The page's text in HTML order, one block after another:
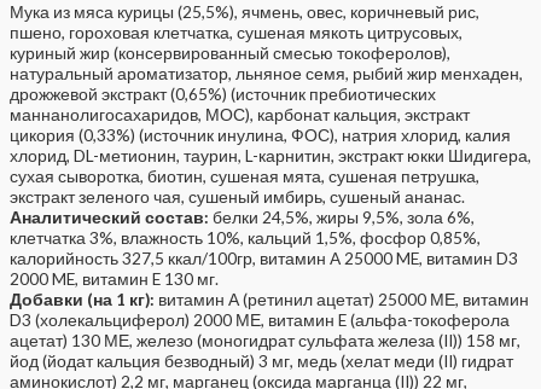
Мука из мяса курицы (25,5%), ячмень, овес, коричневый рис,
пшено, гороховая клетчатка, сушеная мякоть цитрусовых,
куриный жир (консервированный смесью токоферолов),
натуральный ароматизатор, льняное семя, рыбий жир менхаден,
дрожжевой экстракт (0,65%) (источник пребиотических
маннанолигосахаридов, МОС), карбонат кальция, экстракт
цикория (0,33%) (источник инулина, ФОС), натрия хлорид, калия
хлорид, DL-метионин, таурин, L-карнитин, экстракт юкки Шидигера,
сухая сыворотка, биотин, сушеная мята, сушеная петрушка,
экстракт зеленого чая, сушеный имбирь, сушеный ананас.
Аналитический состав: белки 24,5%, жиры 9,5%, зола 6%,
клетчатка 3%, влажность 10%, кальций 1,5%, фосфор 0,85%,
калорийность 327,5 ккал/100гр, витамин A 25000 ME, витамин D3
2000 ME, витамин E 130 мг.
Добавки (на 1 кг): витамин А (ретинил ацетат) 25000 МЕ, витамин
D3 (холекальциферол) 2000 МЕ, витамин E (альфа-токоферола
ацетат) 130 МЕ, железо (моногидрат сульфата железа (II)) 158 мг,
йод (йодат кальция безводный) 3 мг, медь (хелат меди (II) гидрат
аминокислот) 2,2 мг, марганец (оксида марганца (II)) 22 мг,